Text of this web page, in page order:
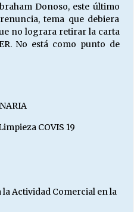
doble sueldo?Donoso, este último
tema que debiera
no lograra retirar la carta
No está como punto de
COVIS 19
Actividad Comercial en la